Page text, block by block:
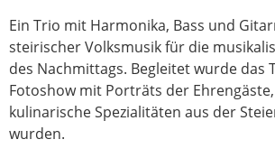
Ein Trio mit Harmonika, Bass und
steirischer Volksmusik für die
des Nachmittags. Begleitet wurde das
Fotoshow mit Porträts der
kulinarische Spezialitäten aus der
wurden.